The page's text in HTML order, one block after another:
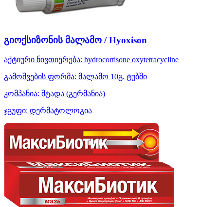
გიოქსიზონის მალამო / Hyoxison
აქტიური ნივთიერება: hydrocortisone oxytetracycline
გამოშვების ფორმა: მალამო 10გ. ტუბში
კომპანია: შტადა (გერმანია)
ჯგუფი: დერმატოლოგია